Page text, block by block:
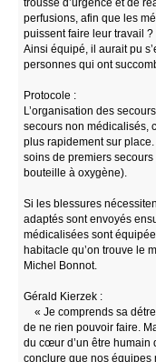
trousse d’urgence et de
perfusions, afin que les
puissent faire leur travail ?
Ainsi équipé, il aurait pu
personnes qui ont
Protocole :
L’organisation des
secours non médicalisés,
plus rapidement sur
soins de premiers
bouteille à oxygène).
Si les blessures
adaptés sont envoyés
médicalisées sont
habitacle qu’on trouve le
Michel Bonnot.
Gérald Kierzek :
« Je comprends sa
de ne rien pouvoir faire.
du cœur d’un être humain
conclure que nos équipes